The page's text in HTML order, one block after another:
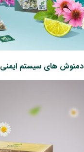
دمنوش های سیستم ایمنی